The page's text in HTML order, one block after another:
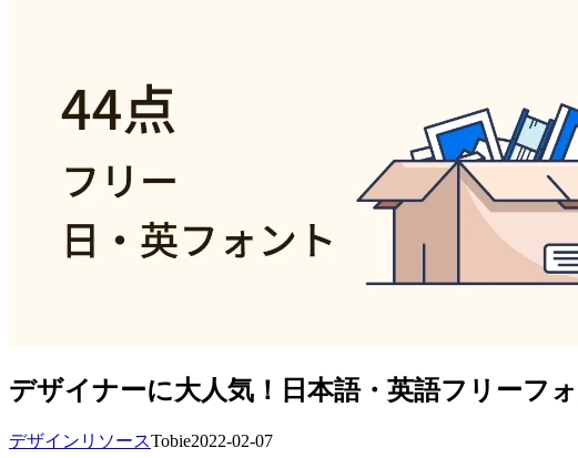
デザイナーに大人気！日本語・英語フリーフ
デザインリソースTobie2022-02-07